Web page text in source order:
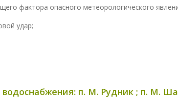
фактора опасного метеорологического
удар;
п. М. Рудник ; п. М.